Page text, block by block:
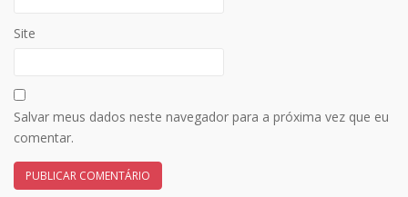
Site
Salvar meus dados neste navegador para a próxima vez que eu
comentar.